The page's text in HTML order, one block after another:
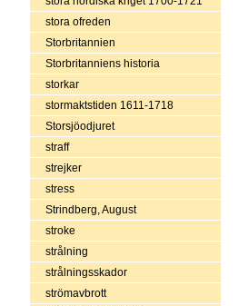
stora ofreden
Storbritannien
Storbritanniens historia
storkar
stormaktstiden 1611-1718
Storsjöodjuret
straff
strejker
stress
Strindberg, August
stroke
strålning
strålningsskador
strömavbrott